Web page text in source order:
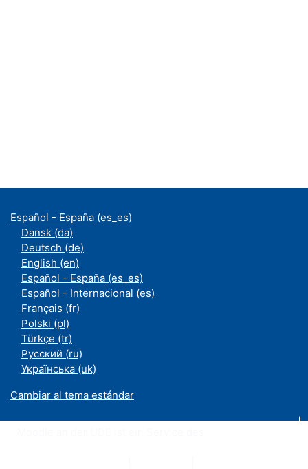
Español - España ‎(es_es)‎
Dansk ‎(da)‎
Deutsch ‎(de)‎
English ‎(en)‎
Español - España ‎(es_es)‎
Español - Internacional ‎(es)‎
Français ‎(fr)‎
Polski ‎(pl)‎
Türkçe ‎(tr)‎
Русский ‎(ru)‎
Українська ‎(uk)‎
Cambiar al tema estándar